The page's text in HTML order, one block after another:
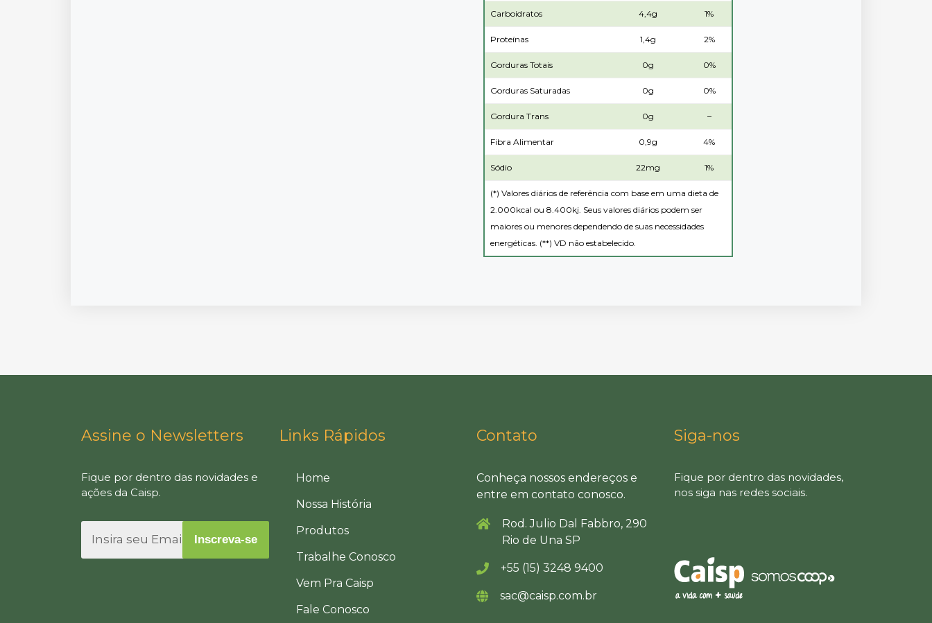
Carboidratos 4,4g 1%
Proteínas 1,4g 2%
Gorduras Totais 0g 0%
Gorduras Saturadas 0g 0%
Gordura Trans 0g –
Fibra Alimentar 0,9g 4%
Sódio 22mg 1%
(*) Valores diários de referência com base em uma dieta de
2.000kcal ou 8.400kj. Seus valores diários podem ser
maiores ou menores dependendo de suas necessidades
energéticas. (**) VD não estabelecido.
Assine o Newsletters
Fique por dentro das novidades e
ações da Caisp.
Inscreva-se
Links Rápidos
Home
Nossa História
Produtos
Trabalhe Conosco
Vem Pra Caisp
Fale Conosco
Contato
Conheça nossos endereços e
entre em contato conosco.
Rod. Julio Dal Fabbro, 290
Rio de Una SP
+55 (15) 3248 9400
sac@caisp.com.br
Siga-nos
Fique por dentro das novidades,
nos siga nas redes sociais.